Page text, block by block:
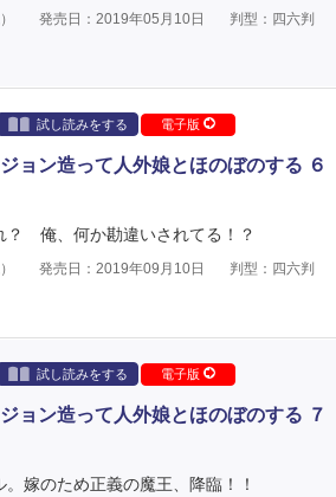
発売日：2019年05月10日 判型：四六判
試し読みをする 電子版
ョン造って人外娘とほのぼのする ６
俺、何か勘違いされてる！？
発売日：2019年09月10日 判型：四六判
試し読みをする 電子版
ョン造って人外娘とほのぼのする ７
嫁のため正義の魔王、降臨！！